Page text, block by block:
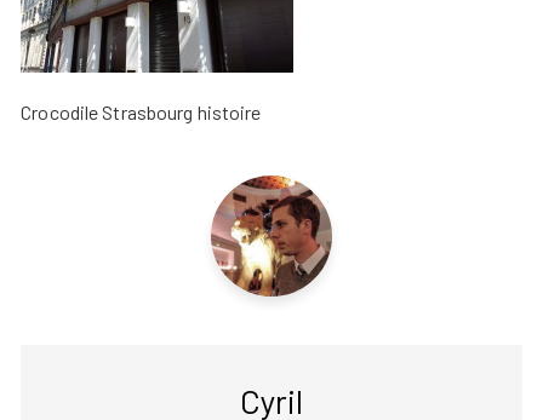
Crocodile Strasbourg histoire
Cyril